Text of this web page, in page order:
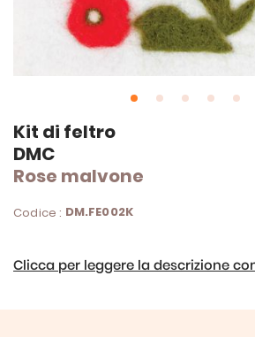
Kit di feltro
DMC
Rose malvone
Codice : DM.FE002K
Clicca per leggere la descrizione
Vai
all'inizio
della
galleria
immagini